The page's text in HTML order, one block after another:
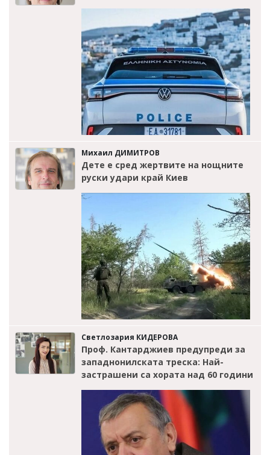
Михаил ДИМИТРОВ
Дете е сред жертвите на нощните
руски удари край Киев
Светлозария КИДЕРОВА
Проф. Кантарджиев предупреди за
западнонилската треска: Най-
застрашени са хората над 60 години